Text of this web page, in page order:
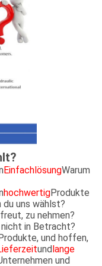
EinfachlösungWarum
hochwertigProdukte
du uns wählst?
zu nehmen?
nicht in Betracht?
und hoffen,
undlange
und